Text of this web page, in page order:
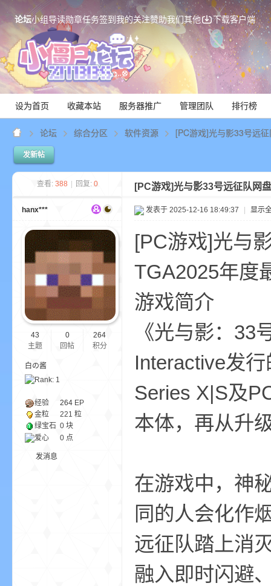
论坛小组导读勋章任务签到我的关注赞助我们其他 下载客户端
设为首页 收藏本站 服务器推广 管理团队 排行榜
论坛 综合分区 软件资源 [PC游戏]光与影33号远
发新帖
查看: 388 回复: 0 [PC游戏]光与影33号远征队网
hanx***
43
主题
0
回帖
264
积分
白の酱
经验 264 EP
金粒
221 粒
绿宝石 0 块
爱心
0 点
发消息
发表于 2025-12-16 18:49:37 显示
[PC游戏]光与
游戏简介
《光与影：33
Interactive发
Series X|S及
本体，再从升
在游戏中，神
同的人会化作
远征队踏上消
融入即时闪避